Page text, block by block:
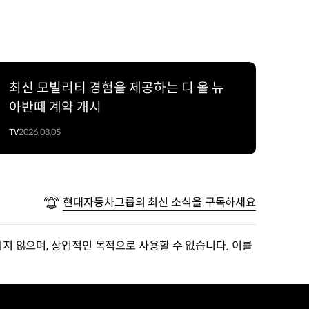
최신 모빌리티 경험을 제공하는 디 올 뉴
아반떼 계약 개시
TV2026.08.05
현대자동차그룹의 최신 소식을 구독하세요
않으며, 상업적인 목적으로 사용할 수 없습니다. 이를